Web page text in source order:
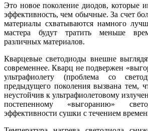
Это новое поколение диодов, которые
эффективность, чем обычные. За счет
материалы схватываются намного
мастера будут тратить меньше
различных материалов.
Кварцевые светодиоды внешне
современнее. Кварц не подвержен
ультрафиолету (проблема со
предыдущего поколения вызвана тем,
неустойчив к ультрафиолетовому
постепенному «выгоранию»
эффективности сушки с течением